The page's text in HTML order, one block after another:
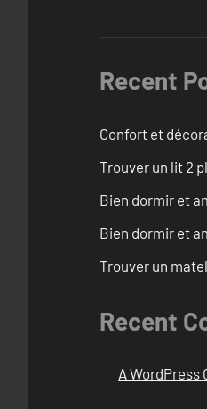
Recent
Confort et
Trouver un lit 2
Bien dormir et
Bien dormir et
Trouver un
Recent
A WordPress